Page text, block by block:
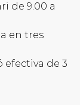
de 9.00 a
en tres
efectiva de 3